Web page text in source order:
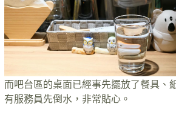
而吧台區的桌面已經事先擺放了餐具、
有服務員先倒水，非常貼心。